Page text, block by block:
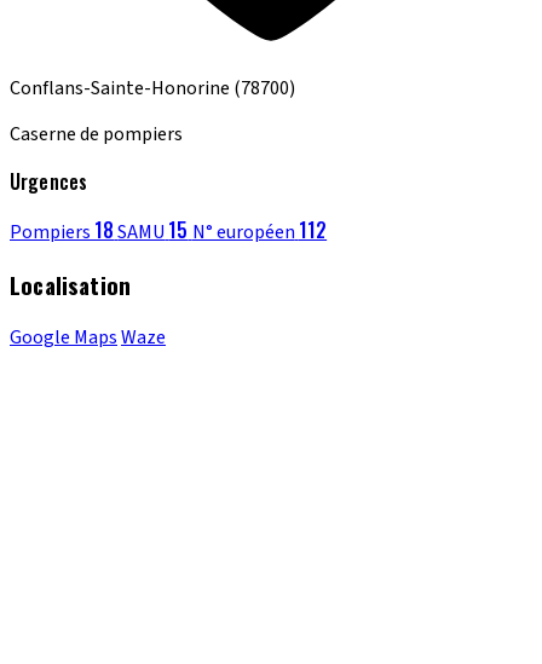
Conflans-Sainte-Honorine (78700)
Caserne de pompiers
Urgences
Pompiers 18SAMU 15 N° européen 112
Localisation
Google MapsWaze